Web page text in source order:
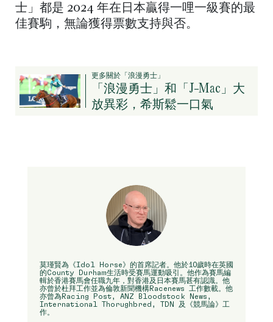
士」都是 2024 年在日本贏得一哩一級賽的最
佳賽駒，無論獲得票數支持與否。
更多關於「浪漫勇士」
「浪漫勇士」和「J-Mac」大
放異彩，希斯鬆一口氣
莫瑾賢為《Idol Horse》的首席記者。他於10歲時在英國
的County Durham生活時受賽馬運動吸引。他作為賽馬編
輯於香港賽馬會任職九年，對香港及日本賽馬甚有認識。他
亦曾於杜拜工作並為倫敦新聞機構Racenews 工作數載。他
亦曾為Racing Post, ANZ Bloodstock News,
International Thorughbred, TDN 及《競馬論》工
作。